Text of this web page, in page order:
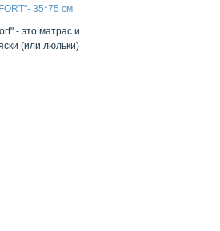
35*75 см
- это матрас и
(или люльки)